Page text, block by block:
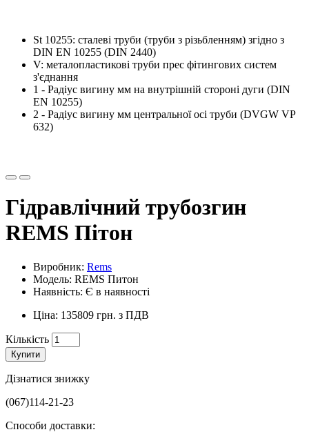
St 10255: сталеві труби (труби з різьбленням) згідно з
DIN EN 10255 (DIN 2440)
V: металопластикові труби прес фітингових систем
з'єднання
1 - Радіус вигину мм на внутрішній стороні дуги (DIN
EN 10255)
2 - Радіус вигину мм центральної осі труби (DVGW VP
632)
Гідравлічний трубозгин
REMS Пітон
Виробник: Rems
Модель: REMS Питон
Наявність: Є в наявності
Ціна: 135809 грн. з ПДВ
Кількість
Купити
Дізнатися знижку
(067)114-21-23
Способи доставки: